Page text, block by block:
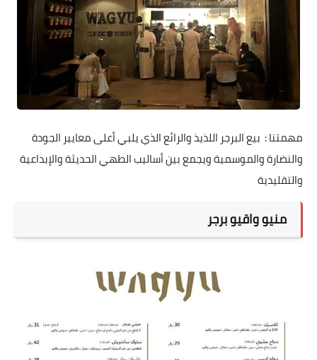
مهمتنا : بيع البرجر اللذيذ والرائع الذي يلبي أعلى معايير الجودة
والنضارة والموسمية ويجمع بين أساليب الطهي الحديثة والإبداعية
والتقليدية
منيو واقيو برجر